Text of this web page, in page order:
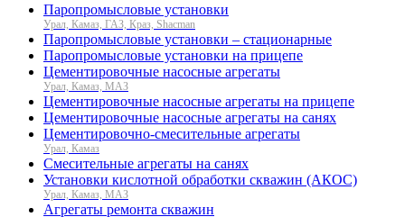
Паропромысловые установки
Урал, Камаз, ГАЗ, Краз, Shacman
Паропромысловые установки – стационарные
Паропромысловые установки на прицепе
Цементировочные насосные агрегаты
Урал, Камаз, МАЗ
Цементировочные насосные агрегаты на прицепе
Цементировочные насосные агрегаты на санях
Цементировочно-смесительные агрегаты
Урал, Камаз
Смесительные агрегаты на санях
Установки кислотной обработки скважин (АКОС)
Урал, Камаз, МАЗ
Агрегаты ремонта скважин